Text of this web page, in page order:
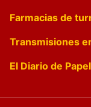
Farmacias de
Transmisiones
El Diario de